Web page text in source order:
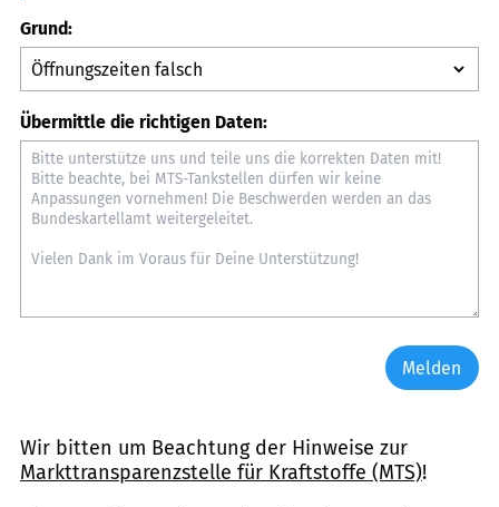
Grund:
Übermittle die richtigen Daten:
Melden
Wir bitten um Beachtung der Hinweise zur
Markttransparenzstelle für Kraftstoffe (MTS)!